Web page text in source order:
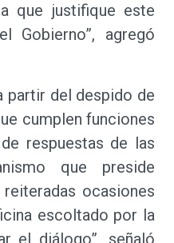
que justifique este
Gobierno”, agregó
partir del despido de
cumplen funciones
respuestas de las
que preside
ocasiones
escoltado por la
el diálogo”, señaló